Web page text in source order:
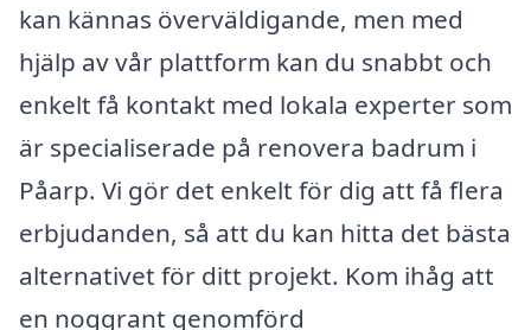
kan kännas överväldigande, men med
hjälp av vår plattform kan du snabbt och
enkelt få kontakt med lokala experter som
är specialiserade på renovera badrum i
Påarp. Vi gör det enkelt för dig att få flera
erbjudanden, så att du kan hitta det bästa
alternativet för ditt projekt. Kom ihåg att
en noggrant genomförd